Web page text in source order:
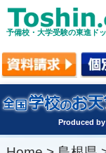
予備校・大学受験の東進ド
Produced by